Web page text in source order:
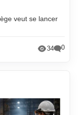
veut se lancer
34 0